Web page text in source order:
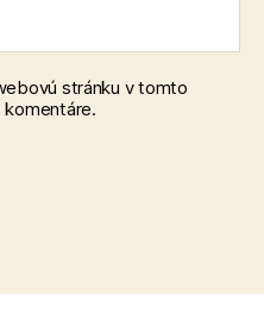
stránku v tomto
komentáre.